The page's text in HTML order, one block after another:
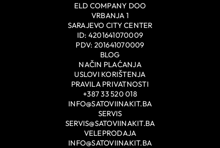
ELD COMPANY DOO
VRBANJA 1
SARAJEVO CITY CENTER
ID: 4201641070009
PDV: 201641070009
BLOG
NAČIN PLAĆANJA
USLOVI KORIŠTENJA
PRAVILA PRIVATNOSTI
+387 33 520 018
INFO@SATOVIINAKIT.BA
SERVIS
SERVIS@SATOVIINAKIT.BA
VELEPRODAJA
INFO@SATOVIINAKIT.BA